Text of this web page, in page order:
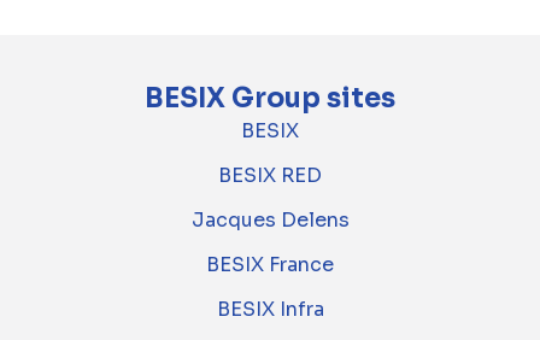
BESIX Group sites
BESIX
BESIX RED
Jacques Delens
BESIX France
BESIX Infra